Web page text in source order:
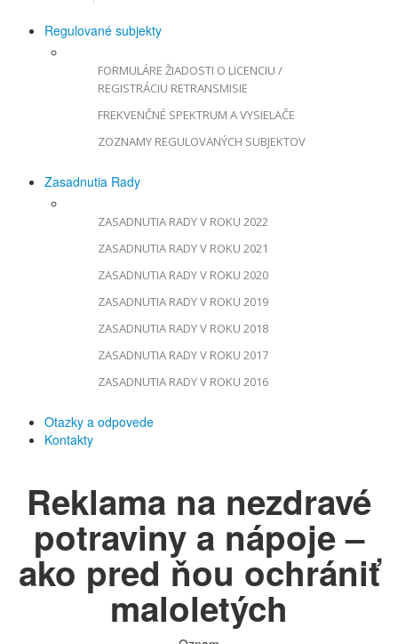
Regulované subjekty
FORMULÁRE ŽIADOSTI O LICENCIU /
REGISTRÁCIU RETRANSMISIE
FREKVENČNÉ SPEKTRUM A VYSIELAČE
ZOZNAMY REGULOVANÝCH SUBJEKTOV
Zasadnutia Rady
ZASADNUTIA RADY V ROKU 2022
ZASADNUTIA RADY V ROKU 2021
ZASADNUTIA RADY V ROKU 2020
ZASADNUTIA RADY V ROKU 2019
ZASADNUTIA RADY V ROKU 2018
ZASADNUTIA RADY V ROKU 2017
ZASADNUTIA RADY V ROKU 2016
Otazky a odpovede
Kontakty
Reklama na nezdravé
potraviny a nápoje –
ako pred ňou ochrániť
maloletých